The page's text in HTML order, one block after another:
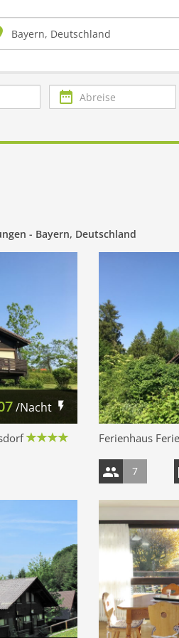
Abreise
- Bayern, Deutschland
/Nacht
Ferienhaus
7